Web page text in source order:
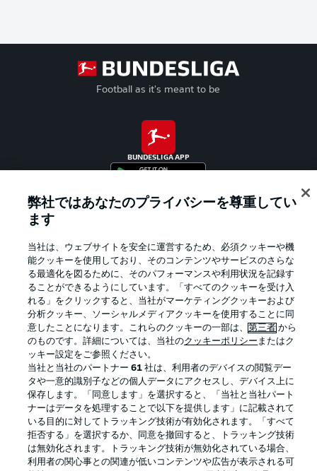
Football as it's meant to be
BUNDESLIGA APP
プライバシー・ポリシー 優先設定を管理する
利用条件 放送局
求人 選手
当サイトについて
弊社ではあなたのプライバシーを尊重してい
ます
当社は、ウェブサイトを安全に運営するため、必須クッキーや機
能クッキーを使用しており、そのコンテンツやサービスのさらな
る最適化を図るために、そのパフォーマンスや利用状況を記録す
ることができるようにしています。「すべてのクッキーを受け入
れる」をクリックすると、当社がマーケティングクッキーおよび
分析クッキー、ソーシャルメディアクッキーを使用することに同
意したことになります。これらのクッキーの一部は、第三者 から
のものです。詳細については、当社のクッキーポリシー またはク
ッキー設定をご参照ください。
当社と当社のパートナー61 社は、利用者のデバイスの閲覧デー
タや一意的識別子などの個人データにアクセスし、デバイス上に
保存します。「同意します」を選択すると、「当社と当社パート
ナーはデータを処理することで以下を提供します」に記載されて
いる目的に対してトラッキング技術が有効化されます。「すべて
拒否する」を選択するか、同意を撤回すると、トラッキング技術
は無効化されます。トラッキング技術が無効化されている場合、
利用者の関心事との関連が低いコンテンツや広告が表示される可